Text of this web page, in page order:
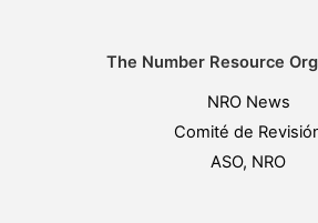
The Number Resource
NRO News
Comité de
ASO, NRO